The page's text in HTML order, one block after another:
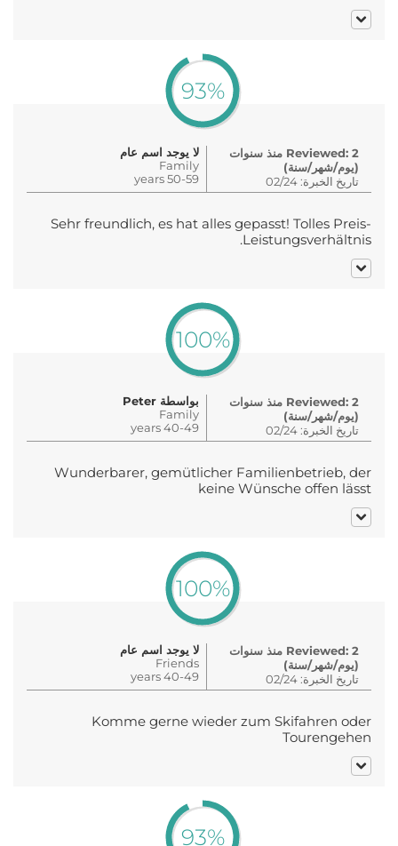
93%
لا يوجد اسم عام
Family
50-59 years
Reviewed: 2 منذ سنوات
(يوم/شهر/سنة)
تاريخ الخبرة: 02/24
Sehr freundlich, es hat alles gepasst! Tolles Preis-
Leistungsverhältnis.
100%
بواسطة Peter
Family
40-49 years
Reviewed: 2 منذ سنوات
(يوم/شهر/سنة)
تاريخ الخبرة: 02/24
Wunderbarer, gemütlicher Familienbetrieb, der
keine Wünsche offen lässt
100%
لا يوجد اسم عام
Friends
40-49 years
Reviewed: 2 منذ سنوات
(يوم/شهر/سنة)
تاريخ الخبرة: 02/24
Komme gerne wieder zum Skifahren oder
Tourengehen
93%